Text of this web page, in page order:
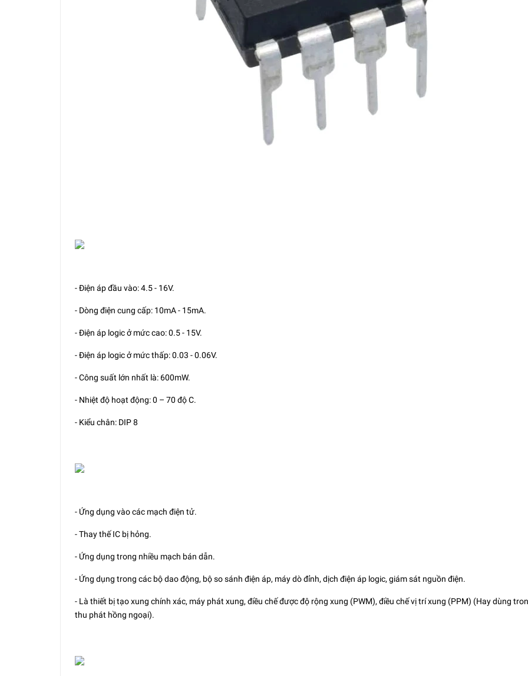
- Điện áp đầu vào: 4.5 - 16V.
- Dòng điện cung cấp: 10mA - 15mA.
- Điện áp logic ở mức cao: 0.5 - 15V.
- Điện áp logic ở mức thấp: 0.03 - 0.06V.
- Công suất lớn nhất là: 600mW.
- Nhiệt độ hoạt động: 0 – 70 độ C.
- Kiểu chân: DIP 8
- Ứng dụng vào các mạch điện tử.
- Thay thế IC bị hỏng.
- Ứng dụng trong nhiều mạch bán dẫn.
- Ứng dụng trong các bộ dao động, bộ so sánh điện áp, máy dò đỉnh, dịch điện áp logic, giám sát nguồn điện.
- Là thiết bị tạo xung chính xác, máy phát xung, điều chế được độ rộng xung (PWM), điều chế vị trí xung (PPM) (Hay dùng
thu phát hồng ngoại).